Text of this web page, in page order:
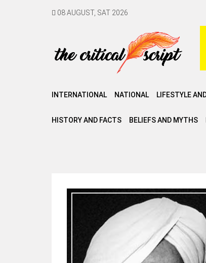
08 AUGUST, SAT 2026
INTERNATIONAL NATIONAL LIFESTYLE
HISTORY AND FACTS BELIEFS AND MYTHS